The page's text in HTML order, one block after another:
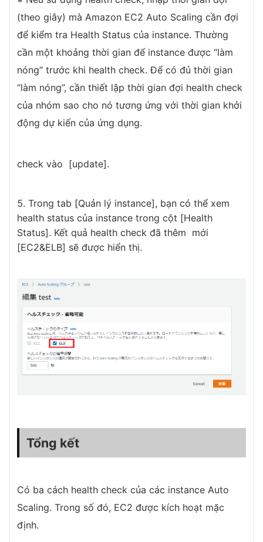
(theo giây) mà Amazon EC2 Auto Scaling cần đợi
để kiểm tra Health Status của instance. Thường
cần một khoảng thời gian để instance được “làm
nóng” trước khi health check. Để có đủ thời gian
“làm nóng”, cần thiết lập thời gian đợi health check
của nhóm sao cho nó tương ứng với thời gian khởi
động dự kiến của ứng dụng.
check vào [update].
Trong tab [Quản lý instance], bạn có thể xem
health status của instance trong cột [Health
Status]. Kết quả health check đã thêm mới
[EC2&ELB] sẽ được hiển thị.
Tổng kết
Có ba cách health check của các instance Auto
Scaling. Trong số đó, EC2 được kích hoạt mặc
định.